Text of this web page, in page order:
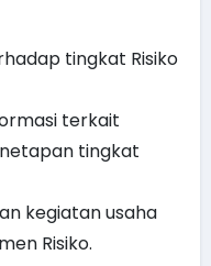
tingkat Risiko
terkait
tingkat
kegiatan usaha
Risiko.